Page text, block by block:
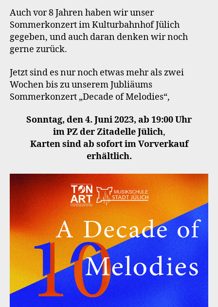
Auch vor 8 Jahren haben wir unser
Sommerkonzert im Kulturbahnhof Jülich
gegeben, und auch daran denken wir noch
gerne zurück.
Jetzt sind es nur noch etwas mehr als zwei
Wochen bis zu unserem Jubliäums
Sommerkonzert „Decade of Melodies“,
Sonntag, den 4. Juni 2023, ab 19:00 Uhr
im PZ der Zitadelle Jülich,
Karten sind ab sofort im Vorverkauf
erhältlich.